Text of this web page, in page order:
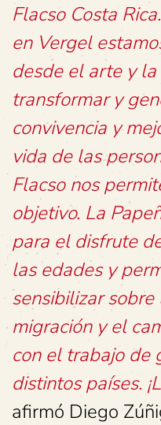
Flacso Costa
en Vergel
desde el arte y
transformar y
convivencia y
vida de las
Flacso nos
objetivo. La
para el disfrute
las edades y
sensibilizar
migración y el
con el trabajo de
distintos países.
afirmó Diego